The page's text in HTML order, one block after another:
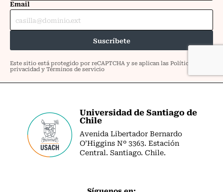
Universidad de Santiago de
Chile
Avenida Libertador Bernardo
O’Higgins Nº 3363. Estación
Central. Santiago. Chile.